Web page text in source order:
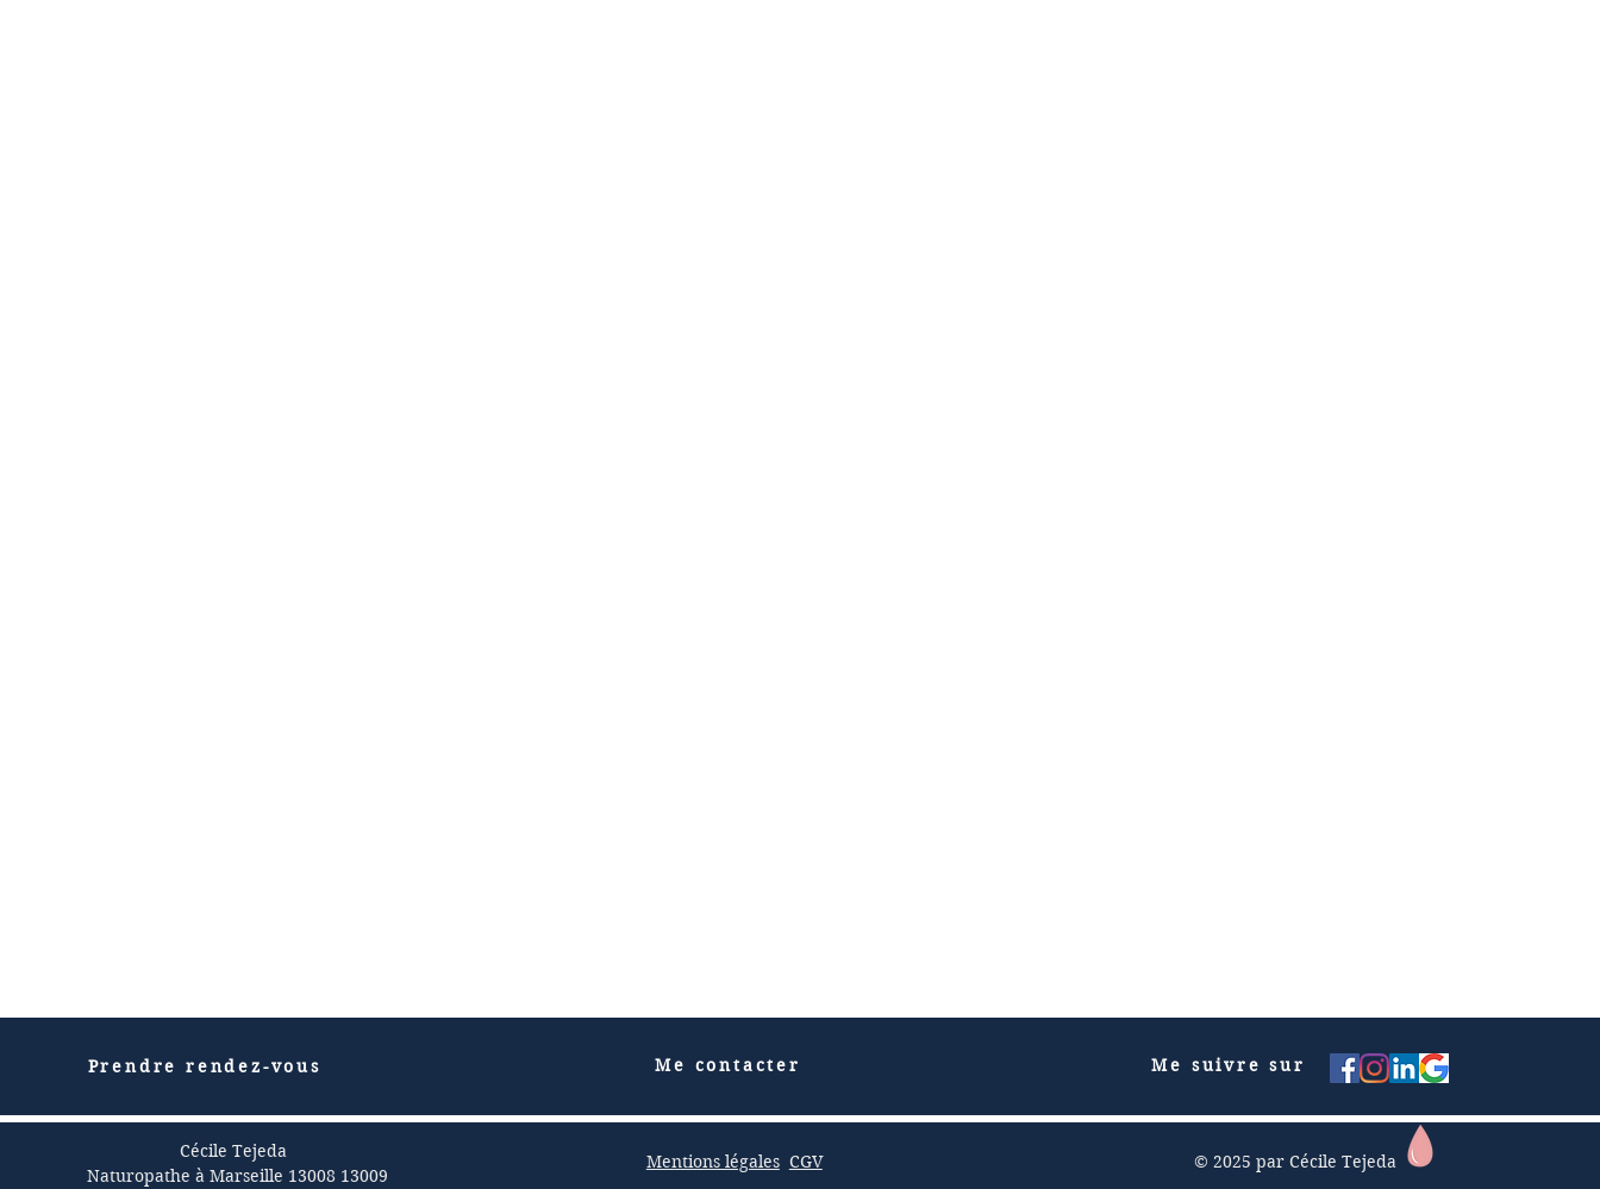
Prendre rendez-vous Me contacter Me suivre sur
Cécile Tejeda
Naturopathe à Marseille 13008 13009
Mentions légales CGV © 2025 par Cécile Tejeda